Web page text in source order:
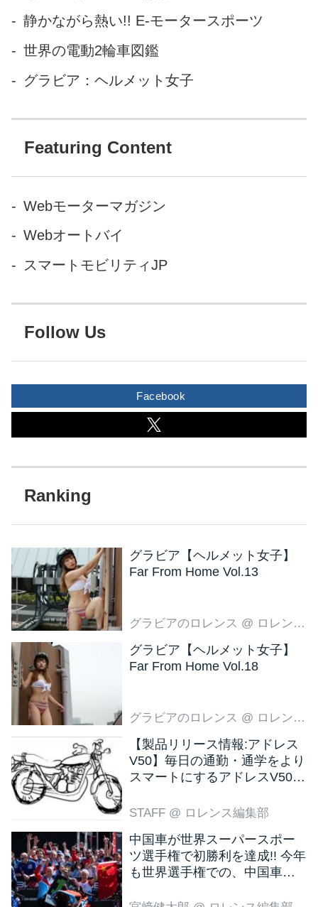
静かながら熱い!! E-モータースポーツ
世界の電動2輪車図鑑
グラビア：ヘルメット女子
Featuring Content
Webモーターマガジン
Webオートバイ
スマートモビリティJP
Follow Us
Facebook
グラビア【ヘルメット女子】
Far From Home Vol.13
グラビアのロレンス @ ロレンス編集部
グラビア【ヘルメット女子】
Far From Home Vol.18
グラビアのロレンス @ ロレンス編集部
【製品リリース情報:アドレス
V50】毎日の通勤・通学をより
スマートにするアドレスV50
STAFF @ ロレンス編集部
中国車が世界スーパースポー
ツ選手権で初勝利を達成!! 今年
も世界選手権での、中国車の